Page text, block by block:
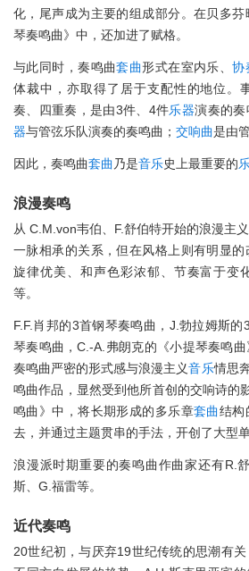
化，尾声成为主要的组成部分。在贝多
琴奏鸣曲》中，还加进了赋格。
与此同时，奏鸣曲套曲形式在室内乐、协
体裁中，亦取得了居于支配性的地位。
奏、四重奏，是由3件、4件乐器演奏的奏
器与管弦乐队演奏的奏鸣曲； 交响曲是由
因此，奏鸣曲套曲 乃是音乐史上最重要的
浪漫奏鸣
从 C.M.von韦伯、F.舒伯特开始的浪漫主
一脉相承的关系，但在风格上则有明显的
旋律优美、和声色彩浓郁、节奏富于变
等。
F.F.肖邦的3首钢琴奏鸣曲，J.勃拉姆斯
琴奏鸣曲，C.-A.弗朗克的《小提琴奏鸣
奏鸣曲严密的形式感与浪漫主义音乐情思
鸣曲作品，显然受到他所首创的交响诗的
鸣曲》中，将长期形成的多乐章套曲结构
去，并通过主题贯串的手法，开创了大型
浪漫派时期重要的奏鸣曲作曲家还有R.
斯、G.福雷等。
近代奏鸣
20世纪初，与厌弃19世纪传统的思潮有